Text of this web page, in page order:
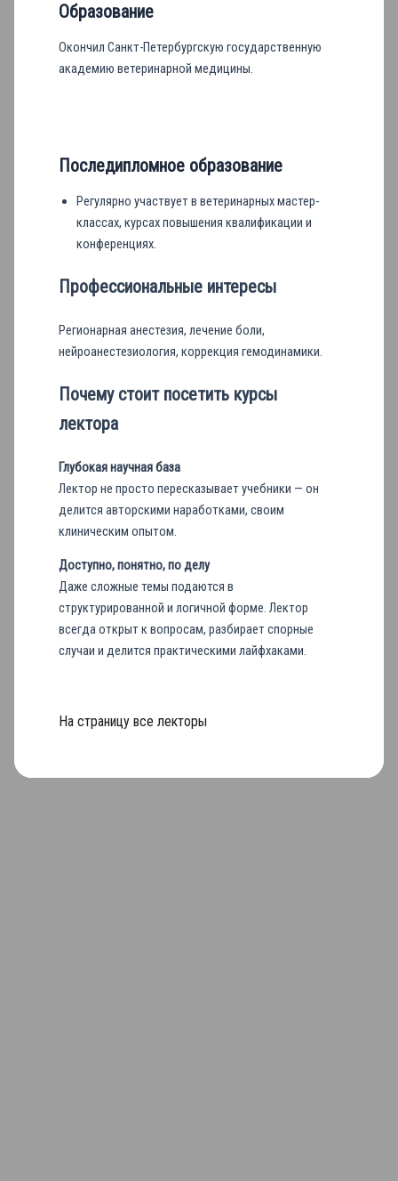
Образование
Окончил Санкт-Петербургскую государственную
академию ветеринарной медицины.
Последипломное образование
Регулярно участвует в ветеринарных мастер-
классах, курсах повышения квалификации и
конференциях.
Профессиональные интересы
Регионарная анестезия, лечение боли,
нейроанестезиология, коррекция гемодинамики.
Почему стоит посетить курсы
лектора
Глубокая научная база
Лектор не просто пересказывает учебники — он
делится авторскими наработками, своим
клиническим опытом.
Доступно, понятно, по делу
Даже сложные темы подаются в
структурированной и логичной форме. Лектор
всегда открыт к вопросам, разбирает спорные
случаи и делится практическими лайфхаками.
На страницу все лекторы